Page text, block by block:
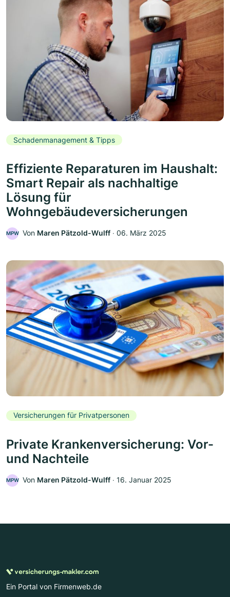
Schadenmanagement & Tipps
Effiziente Reparaturen im Haushalt:
Smart Repair als nachhaltige
Lösung für
Wohngebäudeversicherungen
MPW Von Maren Pätzold-Wulff ‧ 06. März 2025
Versicherungen für Privatpersonen
Private Krankenversicherung: Vor-
und Nachteile
MPW Von Maren Pätzold-Wulff ‧ 16. Januar 2025
Ein Portal von Firmenweb.de